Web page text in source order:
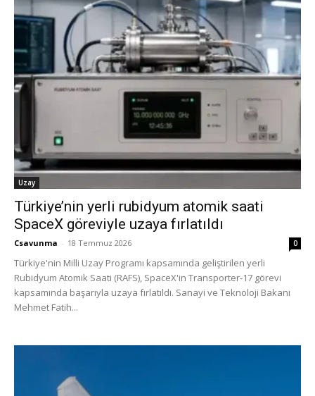
Uzay
Türkiye’nin yerli rubidyum atomik saati
SpaceX göreviyle uzaya fırlatıldı
Csavunma - 18 Temmuz 2026 0
Türkiye'nin Milli Uzay Programı kapsamında geliştirilen yerli
Rubidyum Atomik Saati (RAFS), SpaceX'in Transporter-17 görevi
kapsamında başarıyla uzaya fırlatıldı. Sanayi ve Teknoloji Bakanı
Mehmet Fatih...